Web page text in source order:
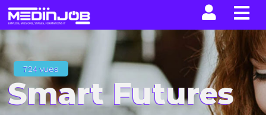
724 vues
Smart Futures